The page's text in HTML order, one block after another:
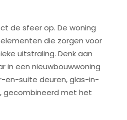
de sfeer op. De woning
die zorgen voor
uitstraling. Denk aan
in een nieuwbouwwoning
en-suite deuren, glas-in-
gecombineerd met het